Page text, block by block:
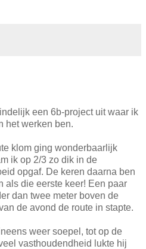
een 6b-project uit waar ik
het werken ben.
klom ging wonderbaarlijk
ik op 2/3 zo dik in de
opgaf. De keren daarna ben
als die eerste keer! Een paar
dan twee meter boven de
de avond de route in stapte.
weer soepel, tot op de
vasthoudendheid lukte hij